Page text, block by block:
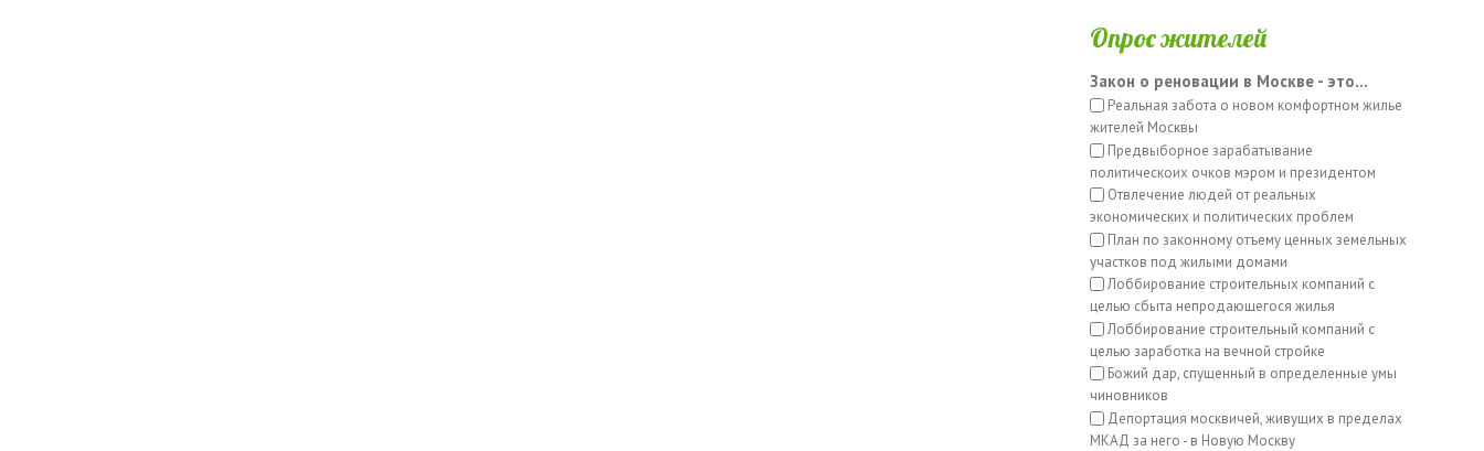
Опрос жителей
Закон о реновации в Москве - это...
Реальная забота о новом комфортном жилье
жителей Москвы
Предвыборное зарабатывание
политическоих очков мэром и президентом
Отвлечение людей от реальных
экономических и политических проблем
План по законному отъему ценных земельных
участков под жилыми домами
Лоббирование строительных компаний с
целью сбыта непродающегося жилья
Лоббирование строительный компаний с
целью заработка на вечной стройке
Божий дар, спущенный в определенные умы
чиновников
Депортация москвичей, живущих в пределах
МКАД за него - в Новую Москву